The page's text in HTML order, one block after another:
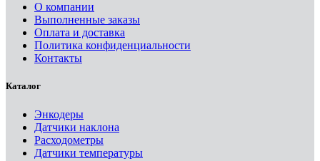
О компании
Выполненные заказы
Оплата и доставка
Политика конфиденциальности
Контакты
Каталог
Энкодеры
Датчики наклона
Расходометры
Датчики температуры